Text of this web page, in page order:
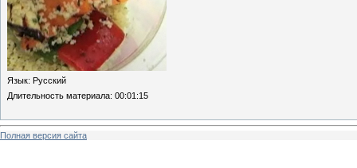
Язык: Русский
Длительность материала: 00:01:15
Полная версия сайта